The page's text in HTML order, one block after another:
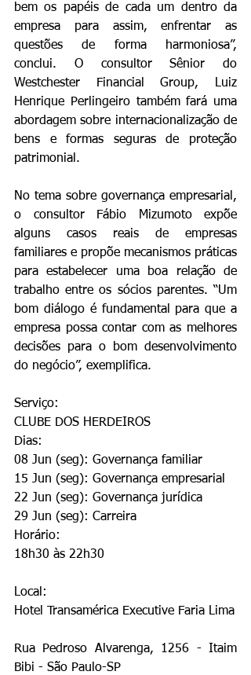
bem os papéis de cada um dentro da
empresa para assim, enfrentar as
questões de forma harmoniosa”,
conclui. O consultor Sênior do
Westchester Financial Group, Luiz
Henrique Perlingeiro também fará uma
abordagem sobre internacionalização de
bens e formas seguras de proteção
patrimonial.
No tema sobre governança empresarial,
o consultor Fábio Mizumoto expõe
alguns casos reais de empresas
familiares e propõe mecanismos práticas
para estabelecer uma boa relação de
trabalho entre os sócios parentes. “Um
bom diálogo é fundamental para que a
empresa possa contar com as melhores
decisões para o bom desenvolvimento
do negócio”, exemplifica.
Serviço:
CLUBE DOS HERDEIROS
Dias:
08 Jun (seg): Governança familiar
15 Jun (seg): Governança empresarial
22 Jun (seg): Governança jurídica
29 Jun (seg): Carreira
Horário:
18h30 às 22h30
Local:
Rua Pedroso Alvarenga, 1256 - Itaim
Bibi - São Paulo-SP